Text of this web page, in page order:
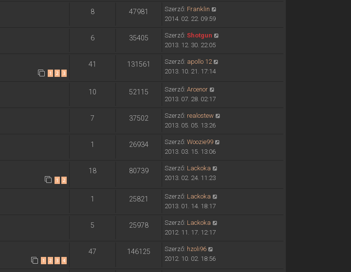
8 47981 Szerző: Franklin
2014. 02. 22. 09:59
6 35405 Szerző: Shotgun
2013. 12. 30. 22:05
1 2 3
41 131561 Szerző: apollo 12
2013. 10. 21. 17:14
10 52115 Szerző: Arcenor
2013. 07. 28. 02:17
7 37502 Szerző: realostew
2013. 05. 05. 13:26
1 26934 Szerző: Woozie99
2013. 03. 15. 13:06
1 2
18 80739 Szerző: Lackoka
2013. 02. 24. 11:23
1 25821 Szerző: Lackoka
2013. 01. 14. 18:17
5 25978 Szerző: Lackoka
2012. 11. 17. 12:17
1 2 3 4
47 146125 Szerző: hzoli96
2012. 10. 02. 18:56